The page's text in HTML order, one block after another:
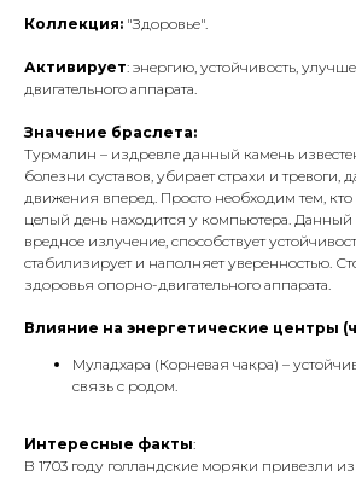
Коллекция: "Здоровье".
Активирует: энергию, устойчивость,
двигательного аппарата.
Значение браслета:
Турмалин – издревле данный камень
болезни суставов, убирает страхи и тревоги,
движения вперед. Просто необходим тем, кто
целый день находится у компьютера. Данный
вредное излучение, способствует
стабилизирует и наполняет уверенностью.
здоровья опорно-двигательного аппарата.
Влияние на энергетические центры
Муладхара (Корневая чакра) –
связь с родом.
Интересные факты:
В 1703 году голландские моряки привезли